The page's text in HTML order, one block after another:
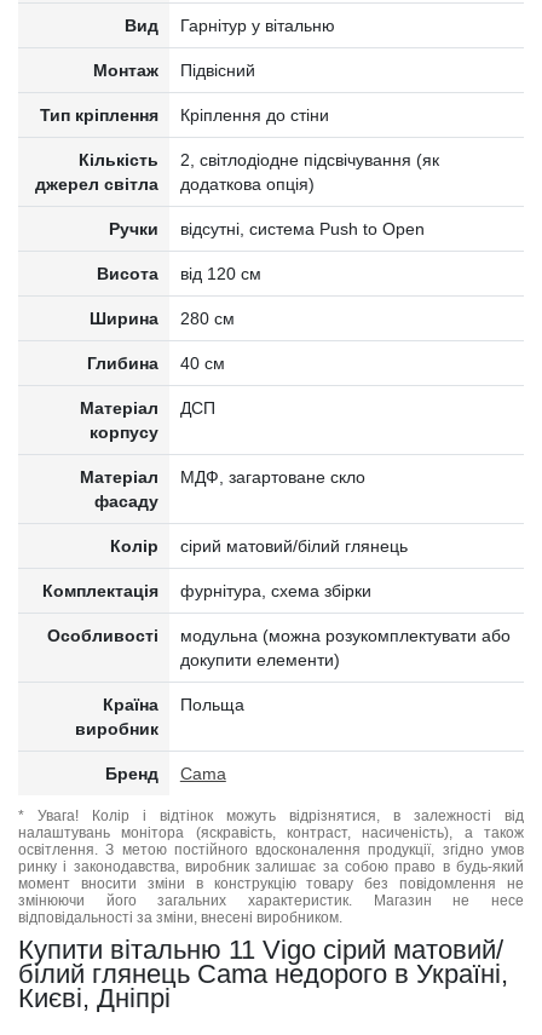
Вид Гарнітур у вітальню
Монтаж Підвісний
Тип кріплення Кріплення до стіни
Кількість
джерел світла
2, світлодіодне підсвічування (як
додаткова опція)
Ручки відсутні, система Push to Open
Висота від 120 см
Ширина 280 см
Глибина 40 см
Матеріал
корпусу
ДСП
Матеріал
фасаду
МДФ, загартоване скло
Колір сірий матовий/білий глянець
Комплектація фурнітура, схема збірки
Особливості
модульна (можна розукомплектувати або
докупити елементи)
Країна
виробник
Польща
Бренд Cama
* Увага! Колір і відтінок можуть відрізнятися, в залежності від
налаштувань монітора (яскравість, контраст, насиченість), а також
освітлення. З метою постійного вдосконалення продукції, згідно умов
ринку і законодавства, виробник залишає за собою право в будь-який
момент вносити зміни в конструкцію товару без повідомлення не
змінюючи його загальних характеристик. Магазин не несе
відповідальності за зміни, внесені виробником.
Купити вітальню 11 Vigo сірий матовий/
білий глянець Cama недорого в Україні,
Києві, Дніпрі